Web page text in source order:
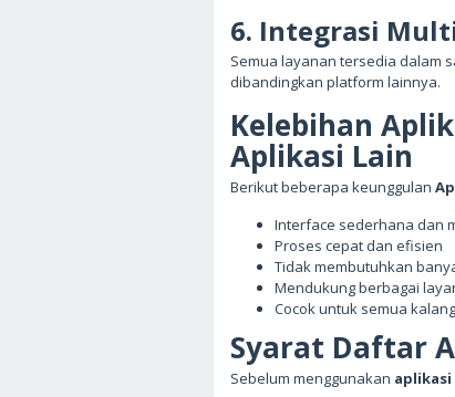
6. Integrasi
Semua layanan tersedia dalam
dibandingkan platform lainnya.
Kelebihan
Aplikasi Lain
Berikut beberapa keunggulan
Interface sederhana dan
Proses cepat dan efisien
Tidak membutuhkan
Mendukung berbagai
Cocok untuk semua
Syarat Daftar
Sebelum menggunakan aplikasi